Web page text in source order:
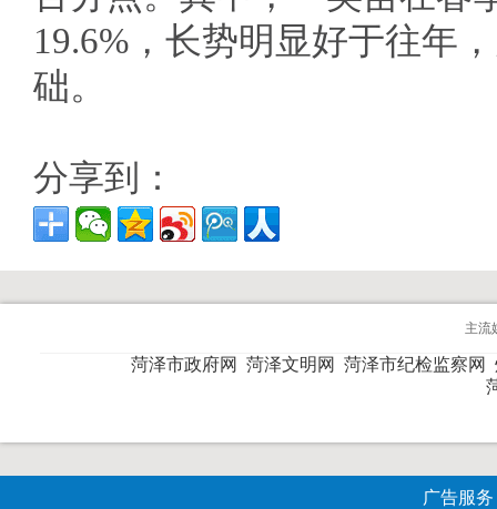
19.6%，长势明显好于往年
础。
分享到：
主流
菏泽市政府网 菏泽文明网 菏泽市纪检监察网
广告服务